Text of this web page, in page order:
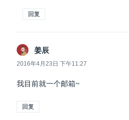
回复
姜辰
道：
2016年4月23日 下午11:27
我目前就一个邮箱~
回复